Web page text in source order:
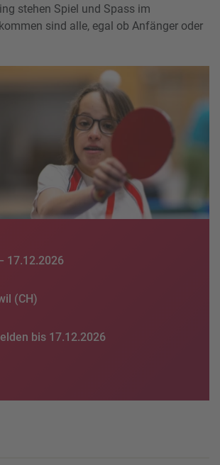
stehen Spiel und Spass im
sind alle, egal ob Anfänger oder
17.12.2026
(CH)
bis 17.12.2026